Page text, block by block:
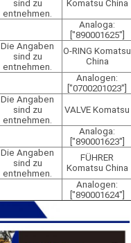
sind zu
entnehmen.
Komatsu China
Analoga:
["890001625"]
Die Angaben
sind zu
entnehmen.
O-RING Komatsu
China
Analogen:
["0700201023"]
Die Angaben
sind zu
entnehmen.
VALVE Komatsu
Analoga:
["890001623"]
Die Angaben
sind zu
entnehmen.
FÜHRER
Komatsu China
Analogen:
["890001624"]